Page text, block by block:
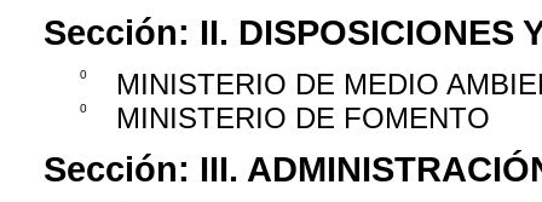
Sección: II. DISPOSICIONES
0 MINISTERIO DE MEDIO
0 MINISTERIO DE FOMENTO
Sección: III.